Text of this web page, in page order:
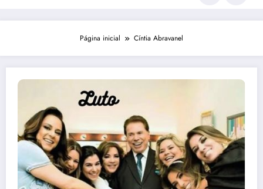
Página inicial Cíntia Abravanel